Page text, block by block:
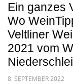
Ein ganzes
Wo
Veltliner
2021 vom
POSTED
8. SEPTEMBER 2022